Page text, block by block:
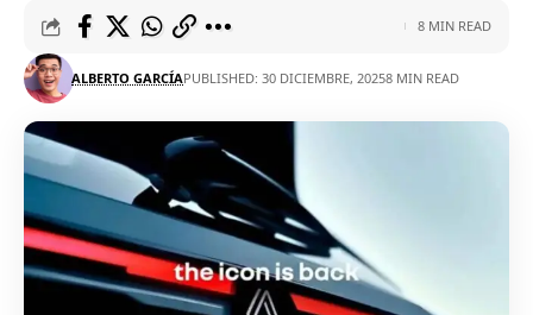
ALBERTO GARCÍAPUBLISHED: 30 DICIEMBRE, 20258 MIN READ
8 MIN READ